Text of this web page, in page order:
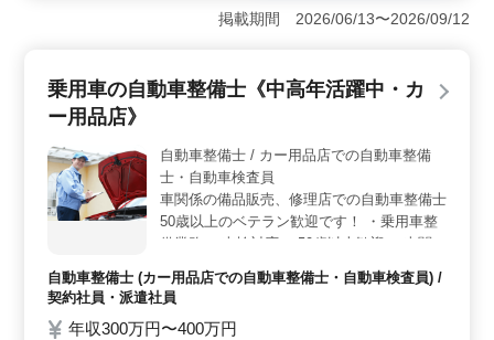
が特徴で、安定したワークライフバランスを重視してい
ます。しっかりと休みが取れるため、プライベートの時
調理全般を担当し、海産物を活かしたメニューの企画も
行うため、調理師としてのスキルをフルに発揮できる環
ントです。 ＜車通勤や住み込みも可能＞ 車通勤が
可能で、通勤手当が上限なしで支給されるため、遠方か
らでも安心です。また、住み込み対応もあり、生活面で
のサポートも整っています。北海道の美しい自然の中で
働けるのも魅力的です。
掲載期間 2026/06/13〜2026/09/12
乗用車の自動車整備士《中高年活躍中・カ
ー用品店》
自動車整備士 / カー用品店での自動車整備
士・自動車検査員
車関係の備品販売、修理店での自動車整備士
50歳以上のベテラン歓迎です！ ・乗用車整
備業務 ・車検対応 ＊50歳以上歓迎 ＊車関係
の備品販売店
自動車整備士 (カー用品店での自動車整備士・自動車検査員) /
契約社員・派遣社員
年収300万円〜400万円